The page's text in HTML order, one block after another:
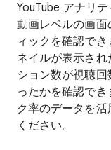
YouTube アナリ
動画レベルの画面
ィックを確認で
ネイルが表示さ
ション数が視聴
ったかを確認で
ク率のデータを
ください。